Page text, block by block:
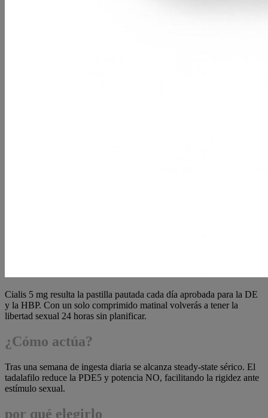
Cialis 5 mg resulta la pastilla pautada cada día aprobada para la DE
y la HBP. Con un solo comprimido matinal volverás a tener la
libertad sexual 24 horas sin planificar.
¿Cómo actúa?
Tras una semana de ingesta diaria se alcanza steady-state sérico. El
tadalafilo reduce la PDE5 y potencia NO, facilitando la rigidez ante
estímulo sexual.
por qué elegirlo